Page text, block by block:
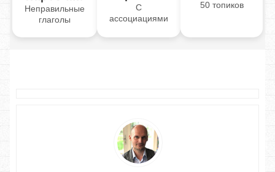
Неправильные
глаголы
С
ассоциациями
50 топиков